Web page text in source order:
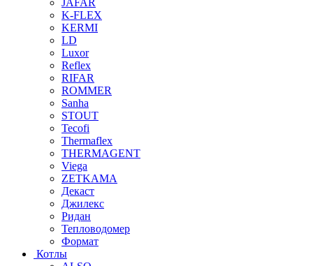
K-FLEX
KERMI
LD
Luxor
Reflex
RIFAR
ROMMER
Sanha
STOUT
Tecofi
Thermaflex
THERMAGENT
Viega
ZETKAMA
Декаст
Джилекс
Ридан
Тепловодомер
Формат
Котлы